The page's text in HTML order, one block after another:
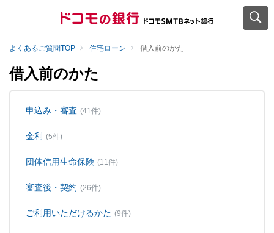
よくあるご質問TOP 住宅ローン 借入前のかた
借入前のかた
申込み・審査 (41件)
金利 (5件)
団体信用生命保険 (11件)
審査後・契約 (26件)
ご利用いただけるかた (9件)